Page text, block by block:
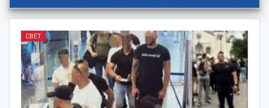
СВЕТ